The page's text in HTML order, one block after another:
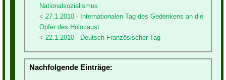
Nationalsozialismus
27.1.2010 - Internationalen Tag des Gedenkens an die
Opfer des Holocaust
22.1.2010 - Deutsch-Französischer Tag
Nachfolgende Einträge: